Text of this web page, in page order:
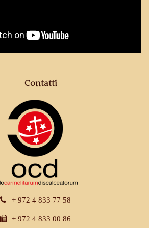
Contatti
+ 972 4 833 77 58
+ 972 4 833 00 86